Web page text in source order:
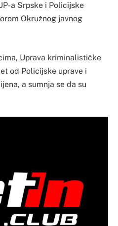
a Srpske i Policijske
Okružnog javnog
Uprava kriminalističke
od Policijske uprave i
a sumnja se da su